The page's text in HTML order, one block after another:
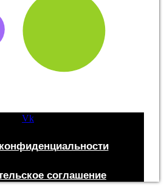
Vk
соглашение